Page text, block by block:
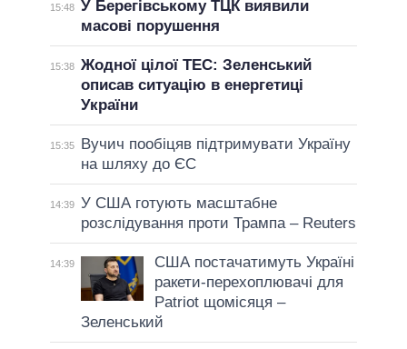
15:48 У Берегівському ТЦК виявили
масові порушення
15:38 Жодної цілої ТЕС: Зеленський
описав ситуацію в енергетиці
України
15:35
Вучич пообіцяв підтримувати Україну
на шляху до ЄС
14:39 У США готують масштабне
розслідування проти Трампа – Reuters
14:39
США постачатимуть Україні
ракети-перехоплювачі для
Patriot щомісяця –
Зеленський